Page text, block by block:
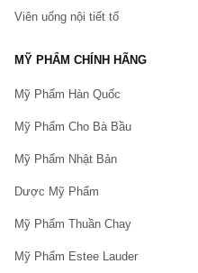
Viên uống nội tiết tố
MỸ PHẨM CHÍNH HÃNG
Mỹ Phẩm Hàn Quốc
Mỹ Phẩm Cho Bà Bầu
Mỹ Phẩm Nhật Bản
Dược Mỹ Phẩm
Mỹ Phẩm Thuần Chay
Mỹ Phẩm Estee Lauder